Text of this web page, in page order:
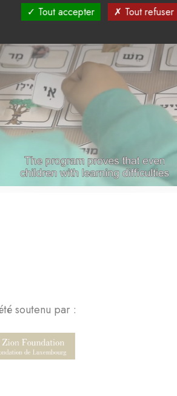
soutenu par :
Tout accepter Tout refuser